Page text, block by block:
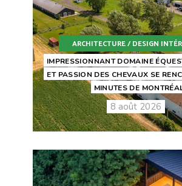
ARCHITECTURE / DESIGN
IMPRESSIONNANT DOMAINE
ET PASSION DES CHEVAUX SE
MINUTES DE
8 août 2026